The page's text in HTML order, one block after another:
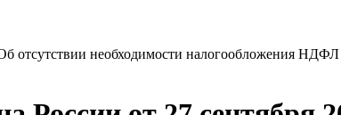
отсутствии необходимости налогообложения